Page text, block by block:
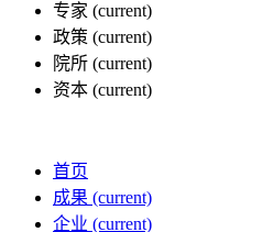
专家 (current)
政策 (current)
院所 (current)
资本 (current)
首页
成果 (current)
企业 (current)